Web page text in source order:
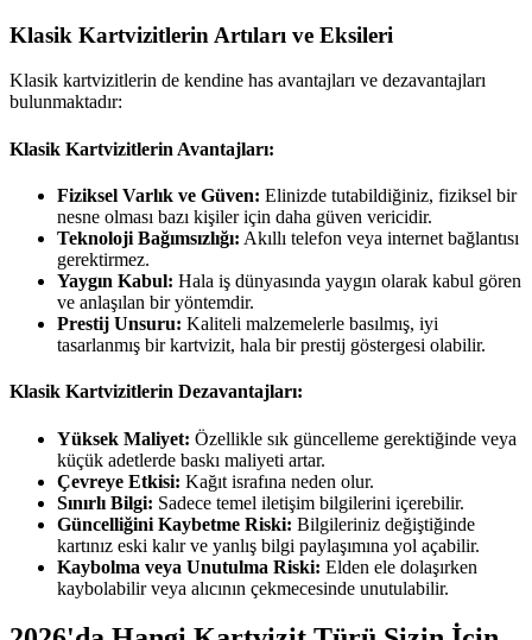
Klasik Kartvizitlerin Artıları ve Eksileri
Klasik kartvizitlerin de kendine has avantajları ve dezavantajları
bulunmaktadır:
Klasik Kartvizitlerin Avantajları:
Fiziksel Varlık ve Güven: Elinizde tutabildiğiniz, fiziksel bir
nesne olması bazı kişiler için daha güven vericidir.
Teknoloji Bağımsızlığı: Akıllı telefon veya internet bağlantısı
gerektirmez.
Yaygın Kabul: Hala iş dünyasında yaygın olarak kabul gören
ve anlaşılan bir yöntemdir.
Prestij Unsuru: Kaliteli malzemelerle basılmış, iyi
tasarlanmış bir kartvizit, hala bir prestij göstergesi olabilir.
Klasik Kartvizitlerin Dezavantajları:
Yüksek Maliyet: Özellikle sık güncelleme gerektiğinde veya
küçük adetlerde baskı maliyeti artar.
Çevreye Etkisi: Kağıt israfına neden olur.
Sınırlı Bilgi: Sadece temel iletişim bilgilerini içerebilir.
Güncelliğini Kaybetme Riski: Bilgileriniz değiştiğinde
kartınız eski kalır ve yanlış bilgi paylaşımına yol açabilir.
Kaybolma veya Unutulma Riski: Elden ele dolaşırken
kaybolabilir veya alıcının çekmecesinde unutulabilir.